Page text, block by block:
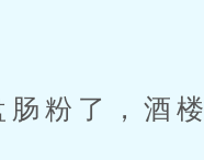
粉了，酒楼